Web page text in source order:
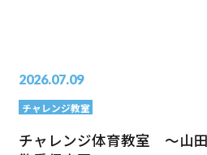
2026.07.09
チャレンジ教室
チャレンジ体育教室 ～山